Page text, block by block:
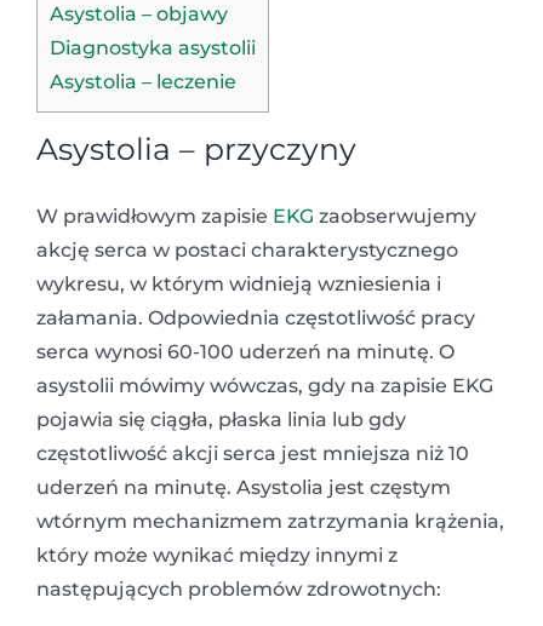
Asystolia – objawy
Diagnostyka asystolii
Asystolia – leczenie
Asystolia – przyczyny
W prawidłowym zapisie EKG zaobserwujemy
akcję serca w postaci charakterystycznego
wykresu, w którym widnieją wzniesienia i
załamania. Odpowiednia częstotliwość pracy
serca wynosi 60-100 uderzeń na minutę. O
asystolii mówimy wówczas, gdy na zapisie EKG
pojawia się ciągła, płaska linia lub gdy
częstotliwość akcji serca jest mniejsza niż 10
uderzeń na minutę. Asystolia jest częstym
wtórnym mechanizmem zatrzymania krążenia,
który może wynikać między innymi z
następujących problemów zdrowotnych: